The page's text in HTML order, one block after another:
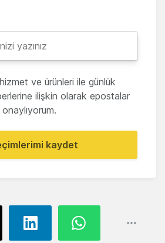
ve ürünleri ile günlük
ilişkin olarak epostalar
kaydet